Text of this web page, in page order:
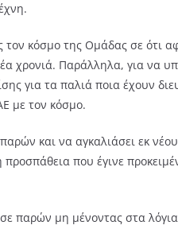
κόσμο της Ομάδας σε ότι
χρονιά. Παράλληλα, για να
για τα παλιά ποια έχουν
με τον κόσμο.
και να αγκαλιάσει εκ
που έγινε
παρών μη μένοντας στα